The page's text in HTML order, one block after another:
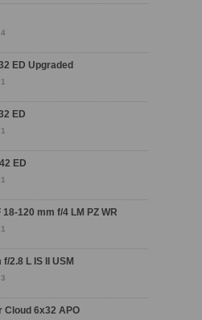
4
ED Upgraded
1
ED
1
ED
1
120 mm f/4 LM PZ WR
1
2.8 L IS II USM
3
Cloud 6x32 APO